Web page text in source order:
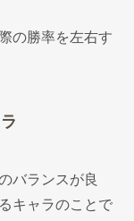
の勝率を左右す
バランスが良
キャラのことで